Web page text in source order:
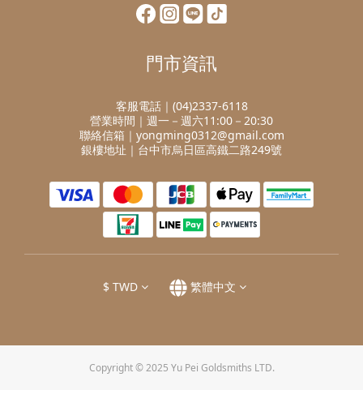
門市資訊
客服電話｜(04)2337-6118
營業時間｜週一－週六11:00－20:30
聯絡信箱｜yongming0312@gmail.com
銀樓地址｜台中市烏日區高鐵二路249號
$ TWD 繁體中文
Copyright © 2025 Yu Pei Goldsmiths LTD.